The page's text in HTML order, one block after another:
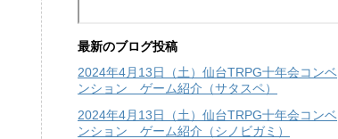
最新のブログ投稿
2024年4月13日（土）仙台TRPG十年会コンベ
ンション ゲーム紹介（サタスペ）
2024年4月13日（土）仙台TRPG十年会コンベ
ンション ゲーム紹介（シノビガミ）